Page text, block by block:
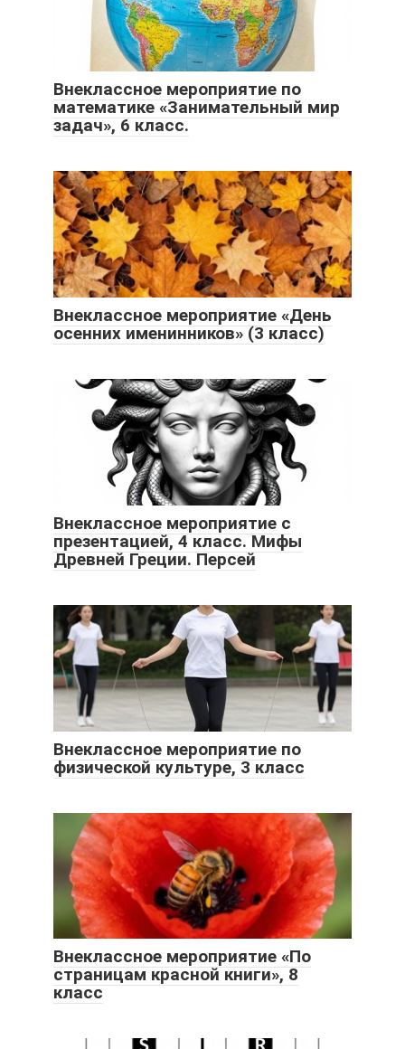
Внеклассное мероприятие по
математике «Занимательный мир
задач», 6 класс.
Внеклассное мероприятие «День
осенних именинников» (3 класс)
Внеклассное мероприятие с
презентацией, 4 класс. Мифы
Древней Греции. Персей
Внеклассное мероприятие по
физической культуре, 3 класс
Внеклассное мероприятие «По
страницам красной книги», 8
класс